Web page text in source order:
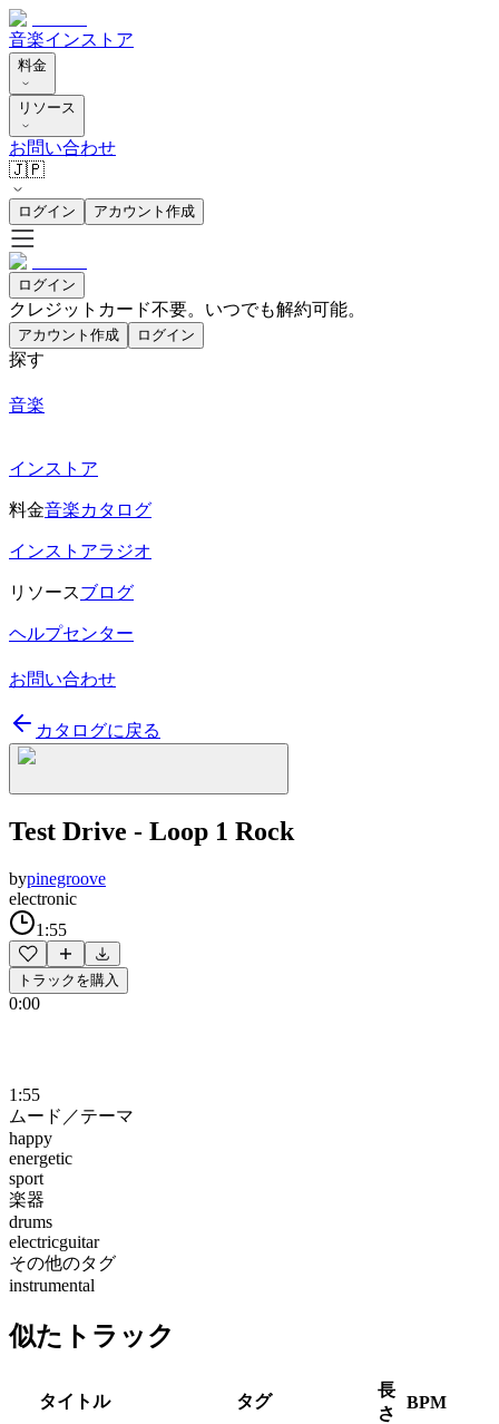
音楽インストア
料金
リソース
お問い合わせ
🇯🇵
ログイン アカウント作成
ログイン
クレジットカード不要。いつでも解約可能。
アカウント作成 ログイン
探す
音楽
インストア
料金音楽カタログ
インストアラジオ
リソースブログ
ヘルプセンター
お問い合わせ
カタログに戻る
Test Drive - Loop 1 Rock
bypinegroove
electronic
1:55
トラックを購入
0:00
1:55
ムード／テーマ
happy
energetic
sport
楽器
drums
electricguitar
その他のタグ
instrumental
似たトラック
タイトル タグ
長
さ
BPM